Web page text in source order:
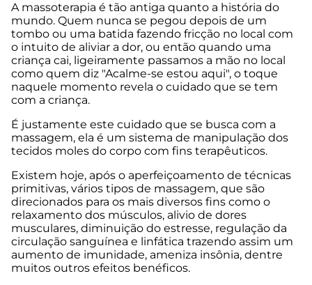
A massoterapia é tão antiga quanto a história do
mundo. Quem nunca se pegou depois de um
tombo ou uma batida fazendo fricção no local com
o intuito de aliviar a dor, ou então quando uma
criança cai, ligeiramente passamos a mão no local
como quem diz "Acalme-se estou aqui", o toque
naquele momento revela o cuidado que se tem
com a criança.
É justamente este cuidado que se busca com a
massagem, ela é um sistema de manipulação dos
tecidos moles do corpo com fins terapêuticos.
Existem hoje, após o aperfeiçoamento de técnicas
primitivas, vários tipos de massagem, que são
direcionados para os mais diversos fins como o
relaxamento dos músculos, alivio de dores
musculares, diminuição do estresse, regulação da
circulação sanguínea e linfática trazendo assim um
aumento de imunidade, ameniza insônia, dentre
muitos outros efeitos benéficos.